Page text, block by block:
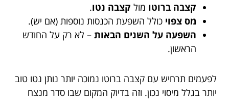
קצבה ברוטו מול קצבה נטו.
מס צפוי כולל השפעת הכנסות נוספות (אם יש).
השפעה על השנים הבאות – לא רק על החודש
הראשון.
לפעמים תרחיש עם קצבה ברוטו נמוכה יותר נותן נטו טוב
יותר בגלל מיסוי נכון. וזה בדיוק המקום שבו סדר מנצח